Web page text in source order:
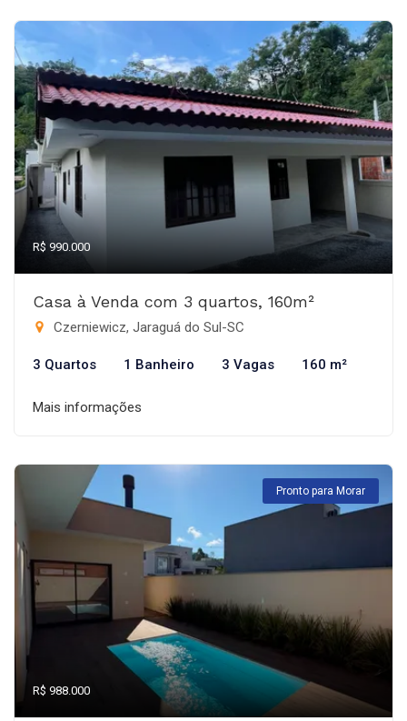
R$ 990.000
Casa à Venda com 3 quartos, 160m²
Czerniewicz, Jaraguá do Sul-SC
3 Quartos 1 Banheiro 3 Vagas 160 m²
Mais informações
Pronto para Morar
R$ 988.000